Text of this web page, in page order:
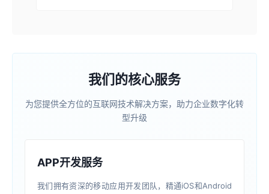
我们的核心服务
为您提供全方位的互联网技术解决方案，助力企业数字化转
型升级
APP开发服务
我们拥有资深的移动应用开发团队，精通iOS和Android